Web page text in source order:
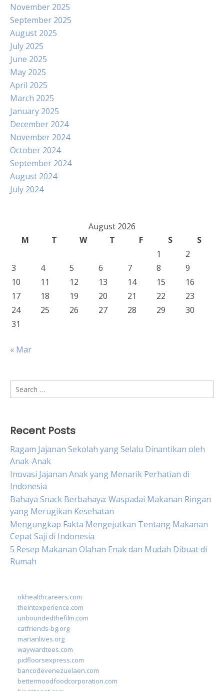
November 2025
September 2025
August 2025
July 2025
June 2025
May 2025
April 2025
March 2025
January 2025
December 2024
November 2024
October 2024
September 2024
August 2024
July 2024
August 2026
M
T W T F S
S
1
2
3
4 5 6 7 8
9
10
11 12 13 14 15
16
17
18 19 20 21 22
23
24
25 26 27 28 29
30
31
« Mar
Search
for:
Recent Posts
Ragam Jajanan Sekolah yang Selalu Dinantikan oleh
Anak-Anak
Inovasi Jajanan Anak yang Menarik Perhatian di
Indonesia
Bahaya Snack Berbahaya: Waspadai Makanan Ringan
yang Merugikan Kesehatan
Mengungkap Fakta Mengejutkan Tentang Makanan
Cepat Saji di Indonesia
5 Resep Makanan Olahan Enak dan Mudah Dibuat di
Rumah
okhealthcareers.com
theintexperience.com
unboundedthefilm.com
catfriends-bg.org
marianlives.org
waywardtees.com
pidfloorsexpress.com
bancodevenezuelaen.com
bettermoodfoodcorporation.com